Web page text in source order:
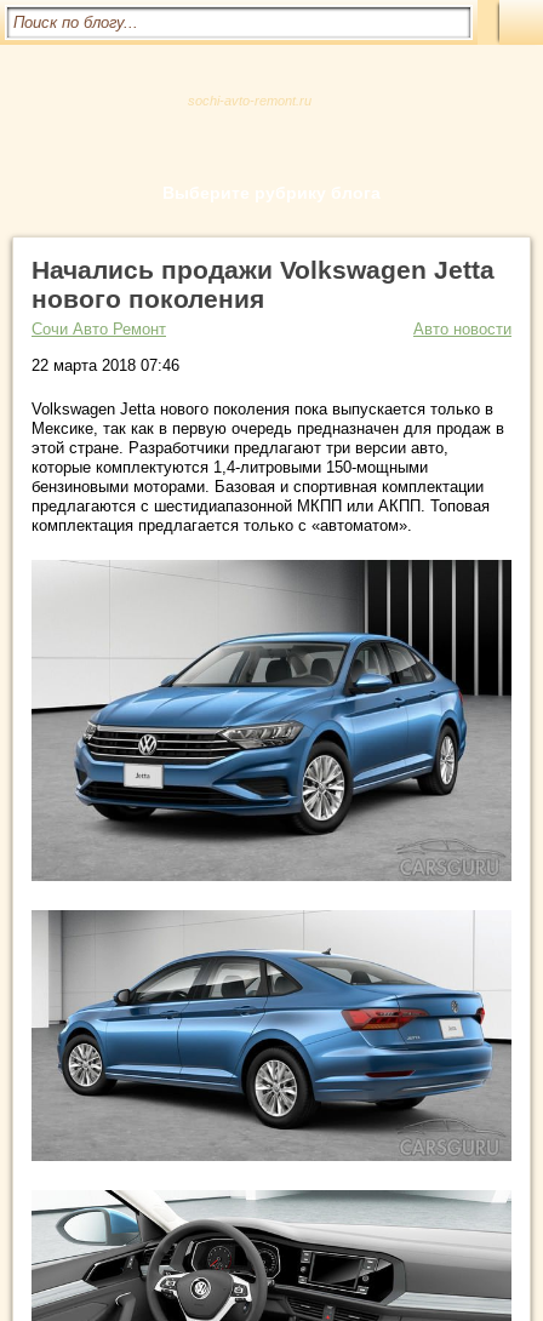
sochi-avto-remont.ru
Выберите рубрику блога
Начались продажи Volkswagen Jetta
нового поколения
Сочи Авто Ремонт
Авто новости
22 марта 2018 07:46
Volkswagen Jetta нового поколения пока выпускается только в
Мексике, так как в первую очередь предназначен для продаж в
этой стране. Разработчики предлагают три версии авто,
которые комплектуются 1,4-литровыми 150-мощными
бензиновыми моторами. Базовая и спортивная комплектации
предлагаются с шестидиапазонной МКПП или АКПП. Топовая
комплектация предлагается только с «автоматом».